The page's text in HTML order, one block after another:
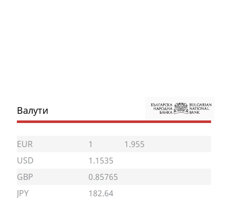
Валути
EUR 1
1.955
USD
1.1535
GBP
0.85765
JPY
182.64